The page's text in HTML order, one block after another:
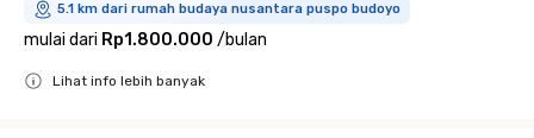
5.1 km dari rumah budaya nusantara puspo budoyo
mulai dari Rp1.800.000 /bulan
Lihat info lebih banyak